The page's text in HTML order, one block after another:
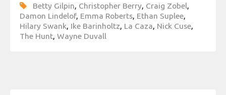
Betty Gilpin, Christopher Berry, Craig Zobel,
Damon Lindelof, Emma Roberts, Ethan Suplee,
Hilary Swank, Ike Barinholtz, La Caza, Nick Cuse,
The Hunt, Wayne Duvall